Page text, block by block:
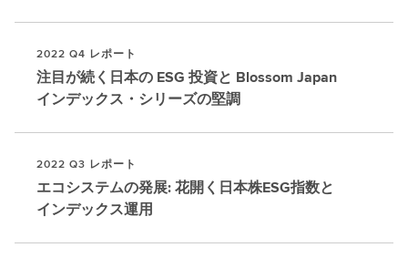
2022 Q4 レポート
注目が続く日本の ESG 投資と Blossom Japan
インデックス・シリーズの堅調
2022 Q3 レポート
エコシステムの発展: 花開く日本株ESG指数と
インデックス運用